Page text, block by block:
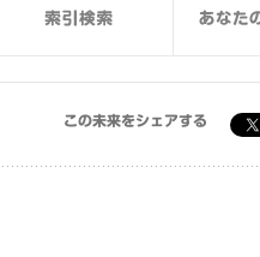
この未来をシェアする